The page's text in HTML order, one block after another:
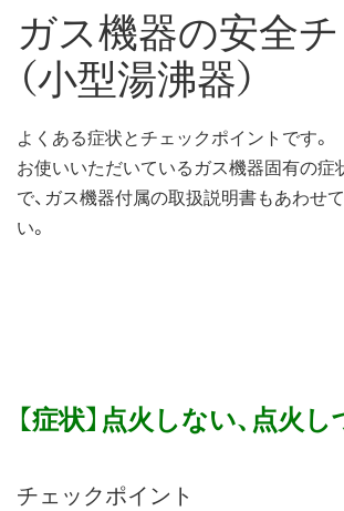
ガス機器の安全
（小型湯沸器）
よくある症状とチェックポイントです。
お使いいただいているガス機器固有の症
で、ガス機器付属の取扱説明書もあわせ
い。
【症状】点火しない、点火
チェックポイント